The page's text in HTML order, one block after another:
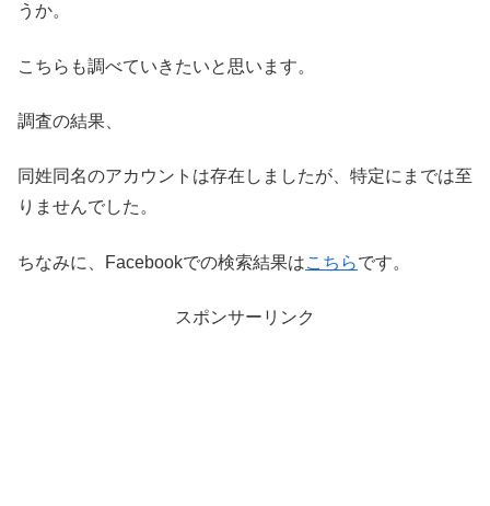
うか。
こちらも調べていきたいと思います。
調査の結果、
同姓同名のアカウントは存在しましたが、特定にまでは至
りませんでした。
ちなみに、Facebookでの検索結果はこちらです。
スポンサーリンク